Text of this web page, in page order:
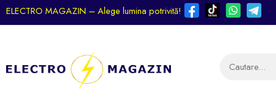
ELECTRO MAGAZIN – Alege lumina potrivită!